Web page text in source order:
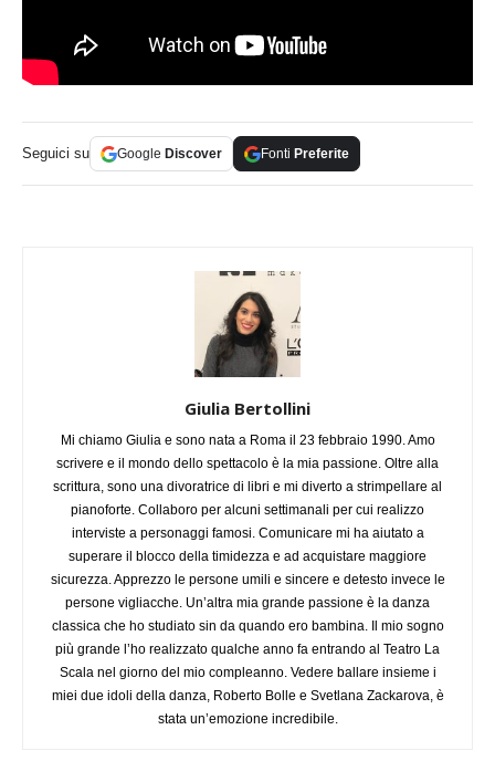
Seguici su Google Discover Fonti Preferite
Giulia Bertollini
Mi chiamo Giulia e sono nata a Roma il 23 febbraio 1990. Amo
scrivere e il mondo dello spettacolo è la mia passione. Oltre alla
scrittura, sono una divoratrice di libri e mi diverto a strimpellare al
pianoforte. Collaboro per alcuni settimanali per cui realizzo
interviste a personaggi famosi. Comunicare mi ha aiutato a
superare il blocco della timidezza e ad acquistare maggiore
sicurezza. Apprezzo le persone umili e sincere e detesto invece le
persone vigliacche. Un’altra mia grande passione è la danza
classica che ho studiato sin da quando ero bambina. Il mio sogno
più grande l’ho realizzato qualche anno fa entrando al Teatro La
Scala nel giorno del mio compleanno. Vedere ballare insieme i
miei due idoli della danza, Roberto Bolle e Svetlana Zackarova, è
stata un’emozione incredibile.